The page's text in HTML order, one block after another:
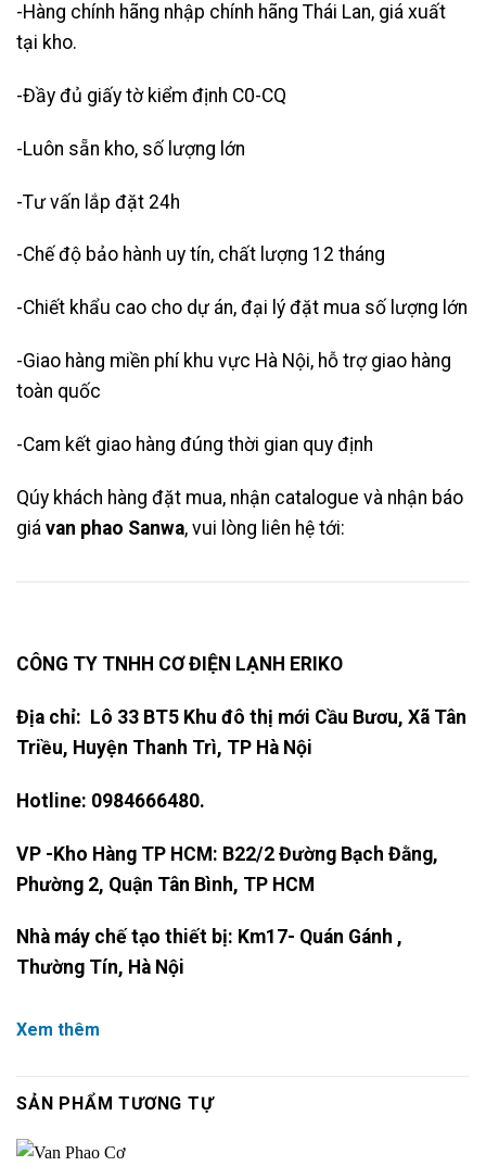
-Hàng chính hãng nhập chính hãng Thái Lan, giá xuất
tại kho.
-Đầy đủ giấy tờ kiểm định C0-CQ
-Luôn sẵn kho, số lượng lớn
-Tư vấn lắp đặt 24h
-Chế độ bảo hành uy tín, chất lượng 12 tháng
-Chiết khẩu cao cho dự án, đại lý đặt mua số lượng lớn
-Giao hàng miền phí khu vực Hà Nội, hỗ trợ giao hàng
toàn quốc
-Cam kết giao hàng đúng thời gian quy định
Qúy khách hàng đặt mua, nhận catalogue và nhận báo
giá van phao Sanwa, vui lòng liên hệ tới:
CÔNG TY TNHH CƠ ĐIỆN LẠNH ERIKO
Địa chỉ: Lô 33 BT5 Khu đô thị mới Cầu Bươu, Xã Tân
Triều, Huyện Thanh Trì, TP Hà Nội
Hotline: 0984666480.
VP -Kho Hàng TP HCM: B22/2 Đường Bạch Đằng,
Phường 2, Quận Tân Bình, TP HCM
Nhà máy chế tạo thiết bị: Km17- Quán Gánh ,
Thường Tín, Hà Nội
Xem thêm
SẢN PHẨM TƯƠNG TỰ